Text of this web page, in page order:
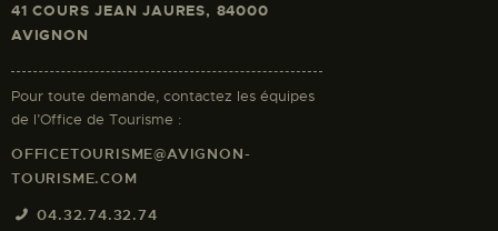
41 COURS JEAN JAURES, 84000
AVIGNON
Pour toute demande, contactez les équipes
de l’Office de Tourisme :
OFFICETOURISME@AVIGNON-
TOURISME.COM
04.32.74.32.74